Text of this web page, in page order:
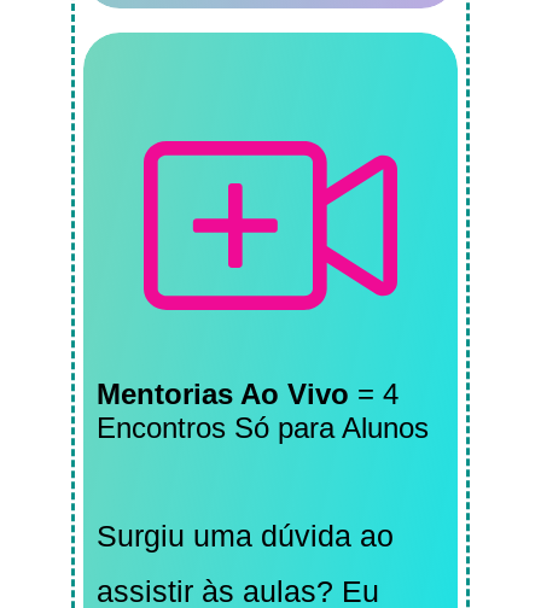
Mentorias Ao Vivo = 4
Encontros Só para Alunos
Surgiu uma dúvida ao
assistir às aulas? Eu